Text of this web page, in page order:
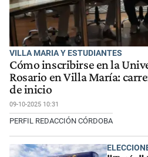
VILLA MARIA Y ESTUDIANTES
Cómo inscribirse en la
Rosario en Villa María:
de inicio
09-10-2025 10:31
PERFIL REDACCIÓN CÓRDOBA